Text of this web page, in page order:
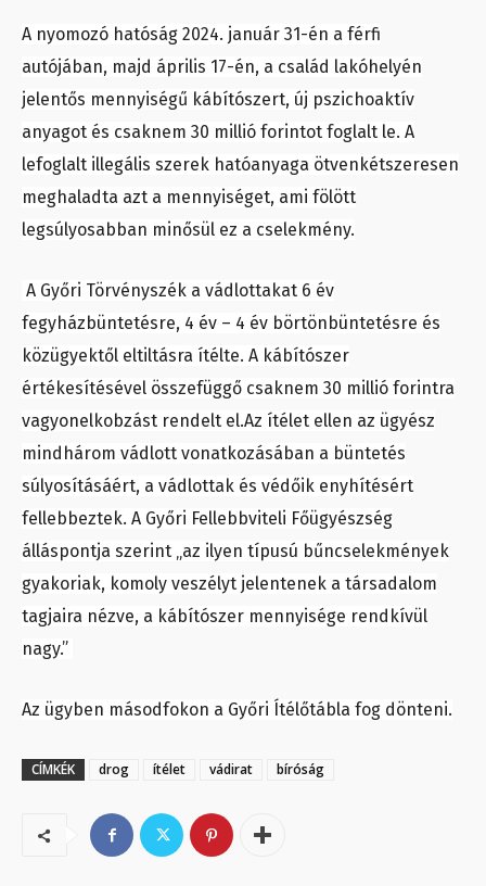
A nyomozó hatóság 2024. január 31-én a férfi
autójában, majd április 17-én, a család lakóhelyén
jelentős mennyiségű kábítószert, új pszichoaktív
anyagot és csaknem 30 millió forintot foglalt le. A
lefoglalt illegális szerek hatóanyaga ötvenkétszeresen
meghaladta azt a mennyiséget, ami fölött
legsúlyosabban minősül ez a cselekmény.
A Győri Törvényszék a vádlottakat 6 év
fegyházbüntetésre, 4 év – 4 év börtönbüntetésre és
közügyektől eltiltásra ítélte. A kábítószer
értékesítésével összefüggő csaknem 30 millió forintra
vagyonelkobzást rendelt el.Az ítélet ellen az ügyész
mindhárom vádlott vonatkozásában a büntetés
súlyosításáért, a vádlottak és védőik enyhítésért
fellebbeztek. A Győri Fellebbviteli Főügyészség
álláspontja szerint „az ilyen típusú bűncselekmények
gyakoriak, komoly veszélyt jelentenek a társadalom
tagjaira nézve, a kábítószer mennyisége rendkívül
nagy.”
Az ügyben másodfokon a Győri Ítélőtábla fog dönteni.
CÍMKÉK drog ítélet vádirat bíróság